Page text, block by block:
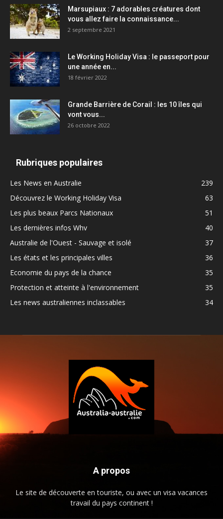
Marsupiaux : 7 adorables créatures dont
vous allez faire la connaissance...
2 septembre 2021
Le Working Holiday Visa : le passeport pour
une année en...
18 février 2022
Grande Barrière de Corail : les 10 îles qui
vont vous...
26 octobre 2022
Rubriques populaires
Les News en Australie
239
Découvrez le Working Holiday Visa
63
Les plus beaux Parcs Nationaux
51
Les dernières infos Whv
40
Australie de l'Ouest - Sauvage et isolé
37
Les états et les principales villes
36
Economie du pays de la chance
35
Protection et atteinte à l'environnement
35
Les news australiennes inclassables
34
A propos
Le site de découverte en touriste, ou avec un visa vacances
travail du pays continent !